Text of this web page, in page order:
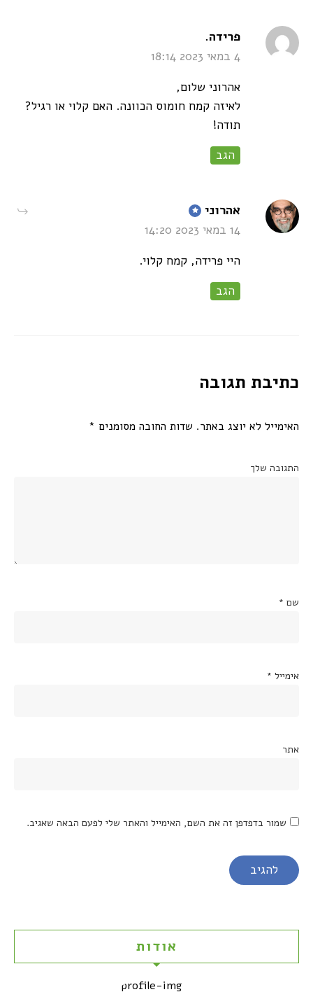
פרידה.
4 במאי 2023 18:14
אהרוני שלום,
לאיזה קמח חומוס הכוונה. האם קלוי או רגיל?
תודה!
הגב
אהרוני says:
14 במאי 2023 14:20
היי פרידה, קמח קלוי.
הגב
כתיבת תגובה
האימייל לא יוצג באתר. שדות החובה מסומנים *
התגובה שלך
שם *
אימייל *
אתר
שמור בדפדפן זה את השם, האימייל והאתר שלי לפעם הבאה שאגיב.
אודות